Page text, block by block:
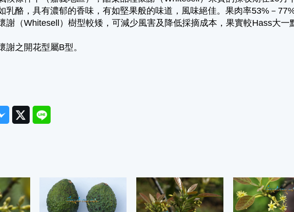
乳酪，具有濃郁的香味，有如堅果般的味道，風味絕佳。果肉率53%－
謝（Whitesell）樹型較矮，可減少風害及降低採摘成本，果實較Hass大一
謝之開花型屬B型。
TwitterLine